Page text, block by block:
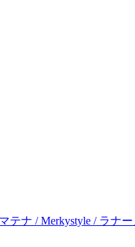
テナ / Merkystyle / ラナ